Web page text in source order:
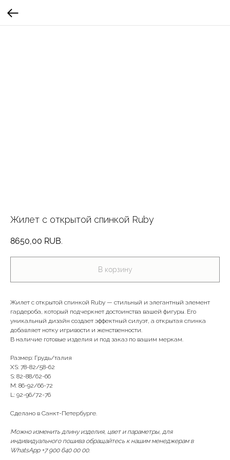
Жилет с открытой спинкой Ruby
8650,00 RUB.
В корзину
Жилет с открытой спинкой Ruby — стильный и элегантный элемент
гардероба, который подчеркнет достоинства вашей фигуры. Его
уникальный дизайн создает эффектный силуэт, а открытая спинка
добавляет нотку игривости и женственности.
В наличие готовые изделия и под заказ по вашим меркам.
Размер: Грудь/талия
XS: 78-82/58-62
S: 82-88/62-66
М: 86-92/66-72
L: 92-96/72-76
Сделано в Санкт-Петербурге.
Можно изменить длину изделия, цвет и параметры, для
индивидуального пошива обращайтесь к нашим менеджерам в
WhatsApp +7 900 640 00 00.